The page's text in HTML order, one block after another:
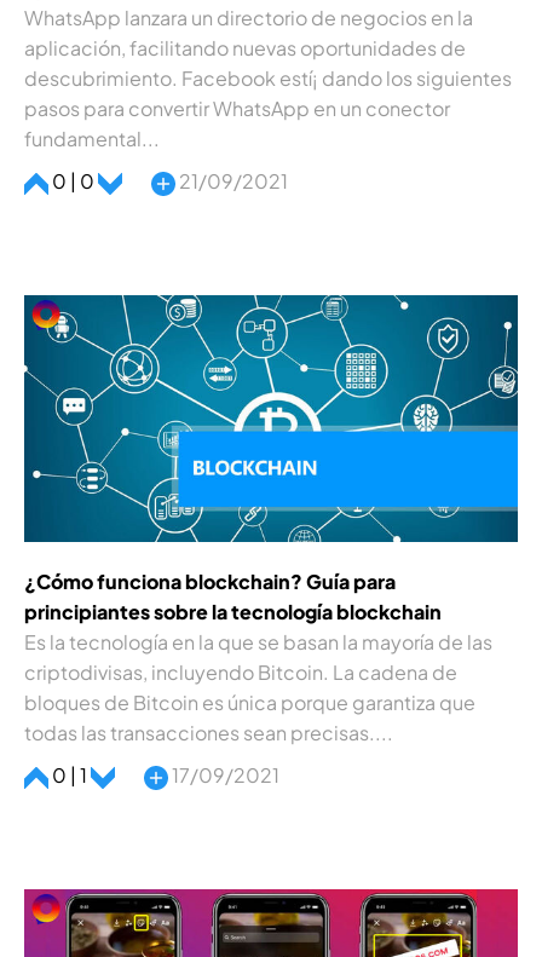
WhatsApp lanzara un directorio de negocios en la
aplicación, facilitando nuevas oportunidades de
descubrimiento. Facebook estí¡ dando los siguientes
pasos para convertir WhatsApp en un conector
fundamental...
0 | 0
21/09/2021
¿Cómo funciona blockchain? Guí­a para
principiantes sobre la tecnologí­a blockchain
Es la tecnologí­a en la que se basan la mayorí­a de las
criptodivisas, incluyendo Bitcoin. La cadena de
bloques de Bitcoin es única porque garantiza que
todas las transacciones sean precisas....
0 | 1
17/09/2021